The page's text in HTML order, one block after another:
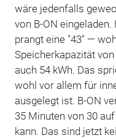
wäre jedenfalls
von B-ON
prangt eine "43" —
Speicherkapazität
auch 54 kWh. Das
wohl vor allem für
ausgelegt ist. B-ON
35 Minuten von 30
kann. Das sind jetzt